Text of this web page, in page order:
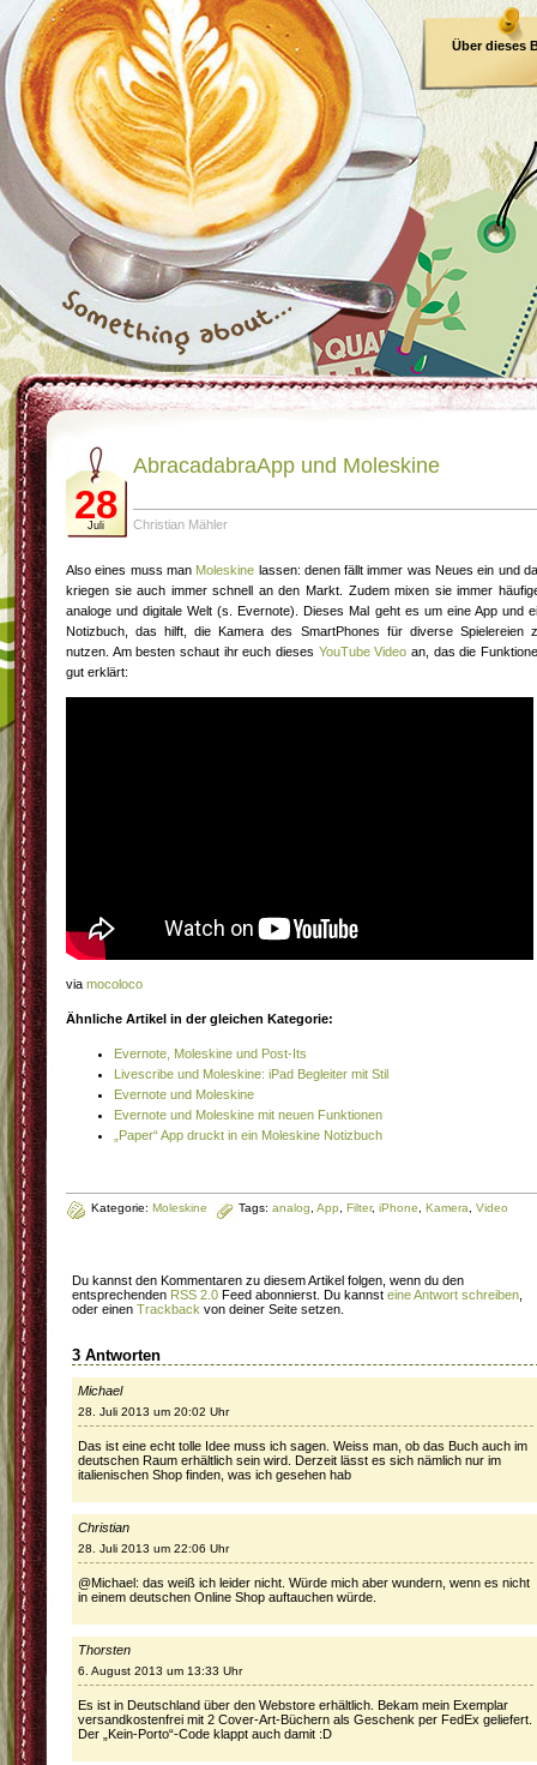
Über dieses
28
Juli
AbracadabraApp und Moleskine
Christian Mähler
Also eines muss man Moleskine lassen: denen fällt immer was Neues ein und
kriegen sie auch immer schnell an den Markt. Zudem mixen sie immer
analoge und digitale Welt (s. Evernote). Dieses Mal geht es um eine App und
Notizbuch, das hilft, die Kamera des SmartPhones für diverse Spielereien
nutzen. Am besten schaut ihr euch dieses YouTube Video an, das die
gut erklärt:
via mocoloco
Ähnliche Artikel in der gleichen Kategorie:
Evernote, Moleskine und Post-Its
Livescribe und Moleskine: iPad Begleiter mit Stil
Evernote und Moleskine
Evernote und Moleskine mit neuen Funktionen
„Paper“ App druckt in ein Moleskine Notizbuch
Kategorie: Moleskine Tags: analog App Filter, iPhone Kamera Video
Du kannst den Kommentaren zu diesem Artikel folgen, wenn du den
entsprechenden RSS 2.0 Feed abonnierst. Du kannst eine Antwort schreiben
oder einen Trackback von deiner Seite setzen.
3 Antworten
Michael
28. Juli 2013 um 20:02 Uhr
Das ist eine echt tolle Idee muss ich sagen. Weiss man, ob das Buch auch im
deutschen Raum erhältlich sein wird. Derzeit lässt es sich nämlich nur im
italienischen Shop finden, was ich gesehen hab
Christian
28. Juli 2013 um 22:06 Uhr
@Michael: das weiß ich leider nicht. Würde mich aber wundern, wenn es nicht
in einem deutschen Online Shop auftauchen würde.
Thorsten
6. August 2013 um 13:33 Uhr
Es ist in Deutschland über den Webstore erhältlich. Bekam mein Exemplar
versandkostenfrei mit 2 Cover-Art-Büchern als Geschenk per FedEx geliefert.
Der „Kein-Porto“-Code klappt auch damit :D